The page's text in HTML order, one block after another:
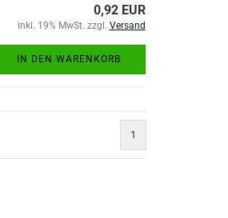
0,92 EUR
inkl. 19% MwSt. zzgl. Versand
IN DEN WARENKORB
1